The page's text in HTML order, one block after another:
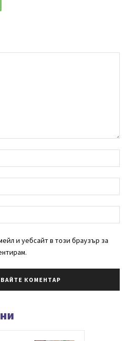
и уебсайт в този браузър за